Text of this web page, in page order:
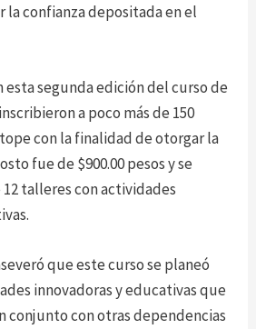
la confianza depositada en el
esta segunda edición del curso de
a poco más de 150
con la finalidad de otorgar la
fue de $900.00 pesos y se
talleres con actividades
que este curso se planeó
innovadoras y educativas que
conjunto con otras dependencias